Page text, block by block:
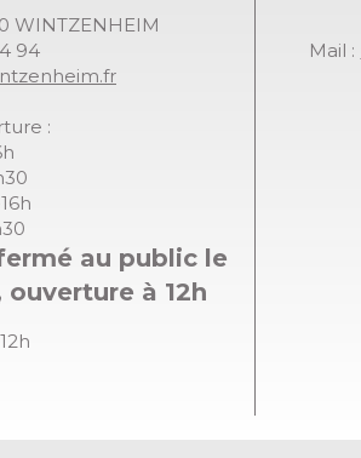
WINTZENHEIM
94
:
au public le
à 12h
Mail :